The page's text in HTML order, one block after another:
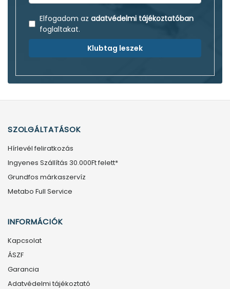
Elfogadom az adatvédelmi tájékoztatóban
foglaltakat.
Klubtag leszek
SZOLGÁLTATÁSOK
Hírlevél feliratkozás
Ingyenes Szállítás 30.000Ft felett*
Grundfos márkaszervíz
Metabo Full Service
INFORMÁCIÓK
Kapcsolat
ÁSZF
Garancia
Adatvédelmi tájékoztató